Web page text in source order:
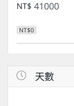
NT$
NT$0
天數